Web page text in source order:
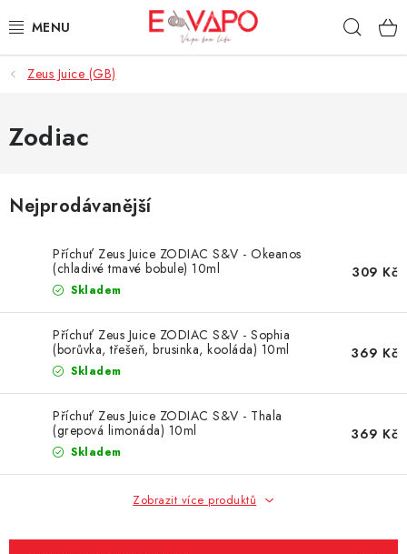
na
3D TISK
TIPY ZA DOBROU CENU
BÁZE
E-LIQUIDY
E-CIGARETY
NIKOTINOVÉ SÁČKY
DÁRKOVÉ VOUCHERY
ATOMIZÉRY A CARTRIDGE
Zeus Juice (GB)
Zodiac
Nejprodávanější
Příchuť Zeus Juice ZODIAC S&V - Okeanos
(chladivé tmavé bobule) 10ml
Skladem
309 Kč
Příchuť Zeus Juice ZODIAC S&V - Sophia
(borůvka, třešeň, brusinka, kooláda) 10ml
Skladem
369 Kč
Příchuť Zeus Juice ZODIAC S&V - Thala
(grepová limonáda) 10ml
Skladem
369 Kč
Zobrazit více produktů